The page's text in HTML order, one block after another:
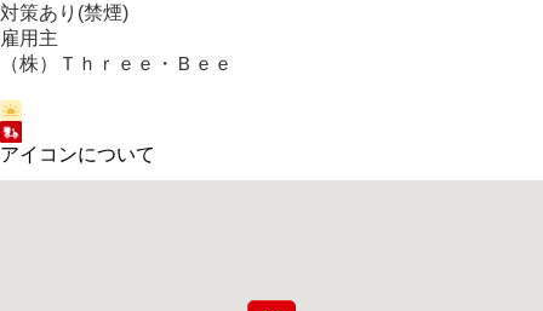
対策あり(禁煙)
雇用主
（株）Ｔｈｒｅｅ・Ｂｅｅ
アイコンについて